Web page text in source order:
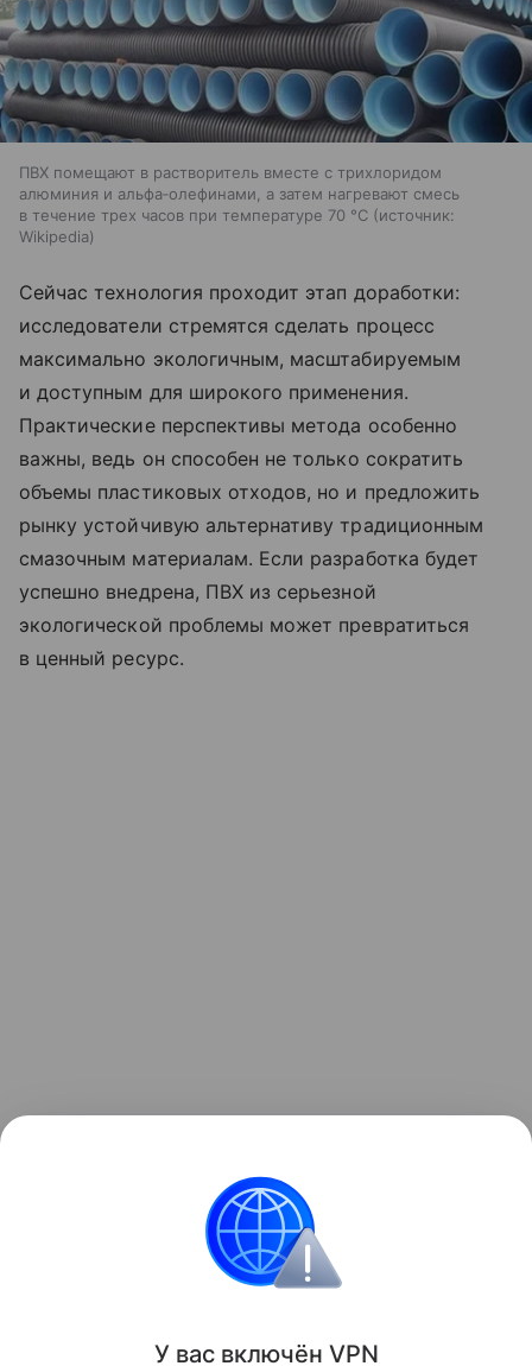
ПВХ помещают в растворитель вместе с трихлоридом
алюминия и альфа‑олефинами, а затем нагревают смесь
в течение трех часов при температуре 70 °C
источник:
Wikipedia
Сейчас технология проходит этап доработки:
исследователи стремятся сделать процесс
максимально экологичным, масштабируемым
и доступным для широкого применения.
Практические перспективы метода особенно
важны, ведь он способен не только сократить
объемы пластиковых отходов, но и предложить
рынку устойчивую альтернативу традиционным
смазочным материалам. Если разработка будет
успешно внедрена, ПВХ из серьезной
экологической проблемы может превратиться
в ценный ресурс.
система переработки отходов для выращивания
растений в космосе.
У вас включён VPN